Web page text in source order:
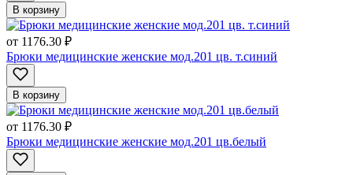
В корзину
от 1176.30 ₽
Брюки медицинские женские мод.201 цв. т.синий
В корзину
от 1176.30 ₽
Брюки медицинские женские мод.201 цв.белый